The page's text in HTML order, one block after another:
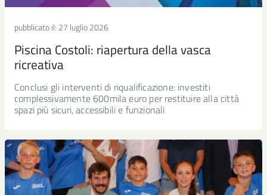
pubblicato il: 27 luglio 2026
Piscina Costoli: riapertura della vasca
ricreativa
Conclusi gli interventi di riqualificazione: investiti
complessivamente 600mila euro per restituire alla città
spazi più sicuri, accessibili e funzionali